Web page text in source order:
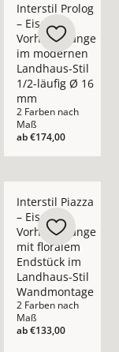
Interstil Prolog
– Eisen-
Vorhangstange
im modernen
Landhaus-Stil
1/2-läufig Ø 16
mm
2 Farben nach
Maß
ab€174,00
Interstil Piazza
– Eisen-
Vorhangstange
mit floralem
Endstück im
Landhaus-Stil
Wandmontage
2 Farben nach
Maß
ab€133,00